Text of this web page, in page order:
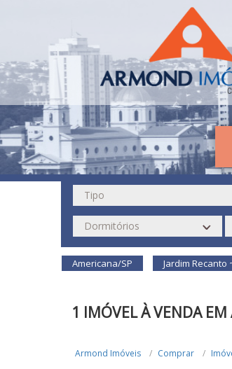
Americana/SP Jardim Recanto
1 IMÓVEL À VENDA
Armond Imóveis Comprar